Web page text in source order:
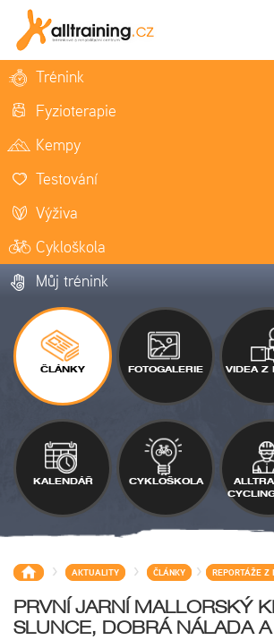
Trénink
Fyzioterapie
Kempy
Testování
Výživa
Cykloškola
Můj trénink
ČLÁNKY FOTOGALERIE VIDEA Z
KALENDÁŘ CYKLOŠKOLA
> AKTUALITY > ČLÁNKY > REPORTÁŽE Z
PRVNÍ JARNÍ MALLORSKÝ
SLUNCE, DOBRÁ NÁLADA A